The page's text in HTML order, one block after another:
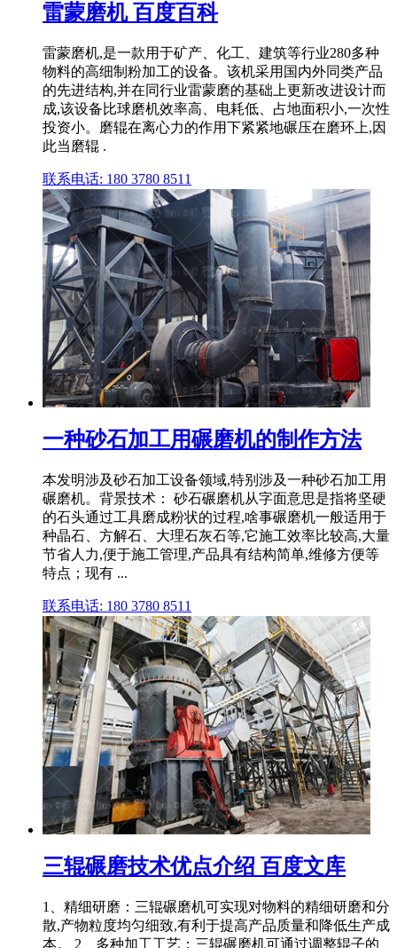
雷蒙磨机 百度百科
雷蒙磨机,是一款用于矿产、化工、建筑等行业280多种
物料的高细制粉加工的设备。该机采用国内外同类产品
的先进结构,并在同行业雷蒙磨的基础上更新改进设计而
成,该设备比球磨机效率高、电耗低、占地面积小,一次性
投资小。磨辊在离心力的作用下紧紧地碾压在磨环上,因
此当磨辊 .
联系电话: 180 3780 8511
一种砂石加工用碾磨机的制作方法
本发明涉及砂石加工设备领域,特别涉及一种砂石加工用
碾磨机。背景技术： 砂石碾磨机从字面意思是指将坚硬
的石头通过工具磨成粉状的过程,啥事碾磨机一般适用于
种晶石、方解石、大理石灰石等,它施工效率比较高,大量
节省人力,便于施工管理,产品具有结构简单,维修方便等
特点；现有 ...
联系电话: 180 3780 8511
三辊碾磨技术优点介绍 百度文库
1、精细研磨：三辊碾磨机可实现对物料的精细研磨和分
散,产物粒度均匀细致,有利于提高产品质量和降低生产成
本。 2、多种加工工艺：三辊碾磨机可通过调整辊子的